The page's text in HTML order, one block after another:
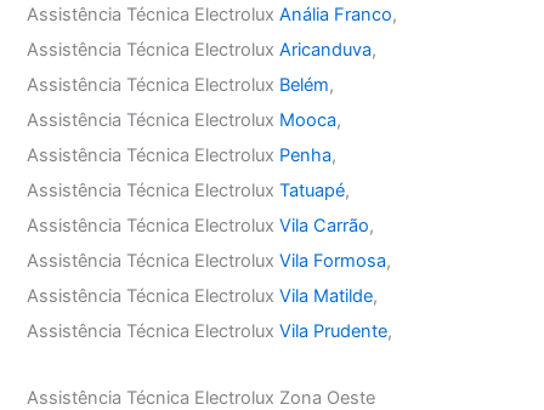
Assistência Técnica ElectroluxAnália Franco,
Assistência Técnica ElectroluxAricanduva,
Assistência Técnica Electrolux Belém,
Assistência Técnica Electrolux Mooca,
Assistência Técnica Electrolux Penha,
Assistência Técnica ElectroluxTatuapé,
Assistência Técnica ElectroluxVila Carrão,
Assistência Técnica ElectroluxVila Formosa,
Assistência Técnica ElectroluxVila Matilde,
Assistência Técnica ElectroluxVila Prudente,
Assistência Técnica Electrolux Zona Oeste